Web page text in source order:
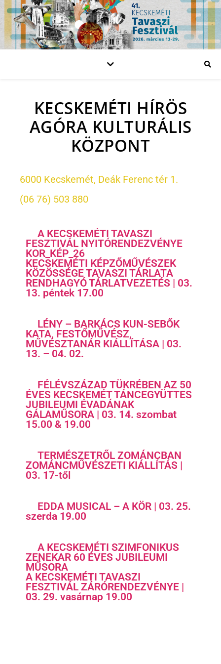
KECSKEMÉTI HÍRÖS
AGÓRA KULTURÁLIS
KÖZPONT
6000 Kecskemét, Deák Ferenc tér 1.
(06 76) 503 880
A KECSKEMÉTI TAVASZI
FESZTIVÁL NYITÓRENDEZVÉNYE
KOR_KÉP_26
KECSKEMÉTI KÉPZŐMŰVÉSZEK
KÖZÖSSÉGE TAVASZI TÁRLATA
RENDHAGYÓ TÁRLATVEZETÉS | 03.
13. péntek 17.00
LÉNY – BARKÁCS KUN-SEBŐK
KATA, FESTŐMŰVÉSZ,
MŰVÉSZTANÁR KIÁLLÍTÁSA | 03.
13. – 04. 02.
FÉLÉVSZÁZAD TÜKRÉBEN AZ 50
ÉVES KECSKEMÉT TÁNCEGYÜTTES
JUBILEUMI ÉVADÁNAK
GÁLAMŰSORA | 03. 14. szombat
15.00 & 19.00
TERMÉSZETRŐL ZOMÁNCBAN
ZOMÁNCMŰVÉSZETI KIÁLLÍTÁS |
03. 17-től
EDDA MUSICAL – A KÖR | 03. 25.
szerda 19.00
A KECSKEMÉTI SZIMFONIKUS
ZENEKAR 60 ÉVES JUBILEUMI
MŰSORA
A KECSKEMÉTI TAVASZI
FESZTIVÁL ZÁRÓRENDEZVÉNYE |
03. 29. vasárnap 19.00